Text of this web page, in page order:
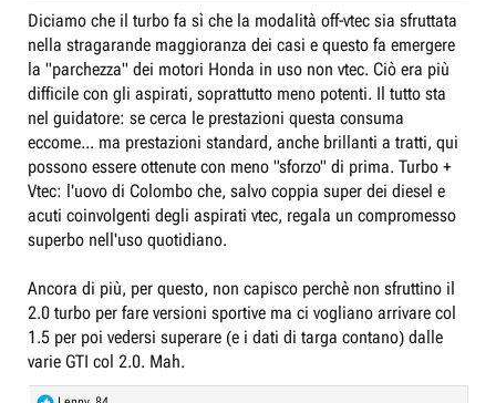
Diciamo che il turbo fa sì che la modalità off-vtec sia sfruttata
nella stragarande maggioranza dei casi e questo fa emergere
la "parchezza" dei motori Honda in uso non vtec. Ciò era più
difficile con gli aspirati, soprattutto meno potenti. Il tutto sta
nel guidatore: se cerca le prestazioni questa consuma
eccome... ma prestazioni standard, anche brillanti a tratti, qui
possono essere ottenute con meno "sforzo" di prima. Turbo +
Vtec: l'uovo di Colombo che, salvo coppia super dei diesel e
acuti coinvolgenti degli aspirati vtec, regala un compromesso
superbo nell'uso quotidiano.
Ancora di più, per questo, non capisco perchè non sfruttino il
2.0 turbo per fare versioni sportive ma ci vogliano arrivare col
1.5 per poi vedersi superare (e i dati di targa contano) dalle
varie GTI col 2.0. Mah.